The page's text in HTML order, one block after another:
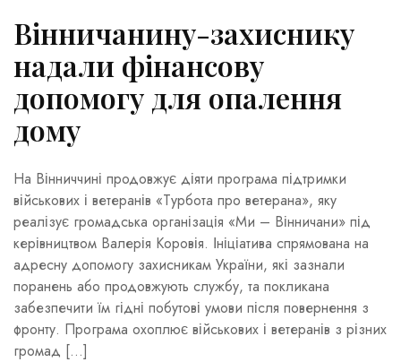
Вінничанину-захиснику
надали фінансову
допомогу для опалення
дому
На Вінниччині продовжує діяти програма підтримки
військових і ветеранів «Турбота про ветерана», яку
реалізує громадська організація «Ми – Вінничани» під
керівництвом Валерія Коровія. Ініціатива спрямована на
адресну допомогу захисникам України, які зазнали
поранень або продовжують службу, та покликана
забезпечити їм гідні побутові умови після повернення з
фронту. Програма охоплює військових і ветеранів з різних
громад […]